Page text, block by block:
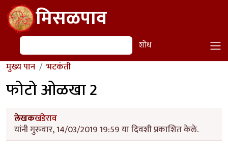
Skip to main contentमिसळपाव
शोध शोध
मुख्य पान भटकंती
फोटो ओळखा 2
लेखकखंडेराव
यांनी गुरुवार, 14/03/2019 19:59 या दिवशी प्रकाशित केले.